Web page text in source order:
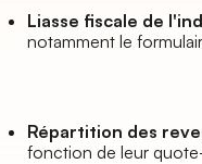
Liasse fiscale de
notamment le
Répartition des
fonction de leur